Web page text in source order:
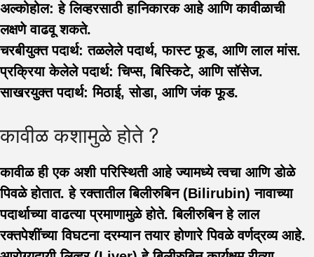
अल्कोहोल: हे लिव्हरसाठी हानिकारक आहे आणि कावीळाची
लक्षणे वाढवू शकते.
चरबीयुक्त पदार्थ: तळलेले पदार्थ, फास्ट फूड, आणि लाल मांस.
प्रक्रिया केलेले पदार्थ: चिप्स, बिस्किटे, आणि सॉसेज.
साखरयुक्त पदार्थ: मिठाई, सोडा, आणि जंक फूड.
कावीळ कशामुळे होते ?
कावीळ ही एक अशी परिस्थिती आहे ज्यामध्ये त्वचा आणि डोळे
पिवळे होतात. हे रक्तातील बिलीरुबिन (Bilirubin) नावाच्या
पदार्थाच्या वाढत्या प्रमाणामुळे होते. बिलीरुबिन हे लाल
रक्तपेशींच्या विघटना दरम्यान तयार होणारे पिवळे वर्णद्रव्य आहे.